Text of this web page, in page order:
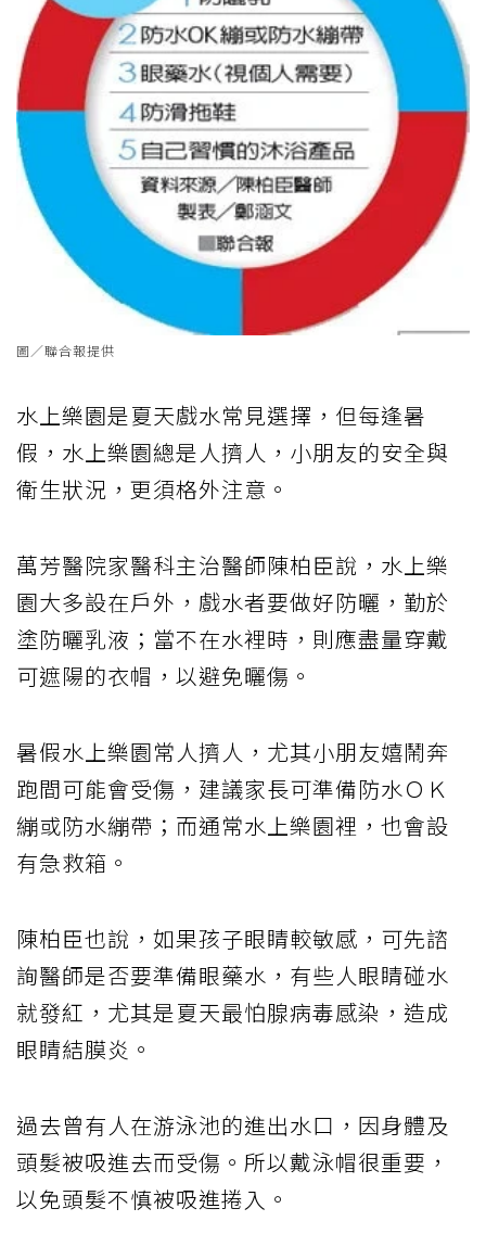
圖／聯合報提供
水上樂園是夏天戲水常見選擇，但每逢暑
假，水上樂園總是人擠人，小朋友的安全與
衛生狀況，更須格外注意。
萬芳醫院家醫科主治醫師陳柏臣說，水上樂
園大多設在戶外，戲水者要做好防曬，勤於
塗防曬乳液；當不在水裡時，則應盡量穿戴
可遮陽的衣帽，以避免曬傷。
暑假水上樂園常人擠人，尤其小朋友嬉鬧奔
跑間可能會受傷，建議家長可準備防水ＯＫ
繃或防水繃帶；而通常水上樂園裡，也會設
有急救箱。
陳柏臣也說，如果孩子眼睛較敏感，可先諮
詢醫師是否要準備眼藥水，有些人眼睛碰水
就發紅，尤其是夏天最怕腺病毒感染，造成
眼睛結膜炎。
過去曾有人在游泳池的進出水口，因身體及
頭髮被吸進去而受傷。所以戴泳帽很重要，
以免頭髮不慎被吸進捲入。